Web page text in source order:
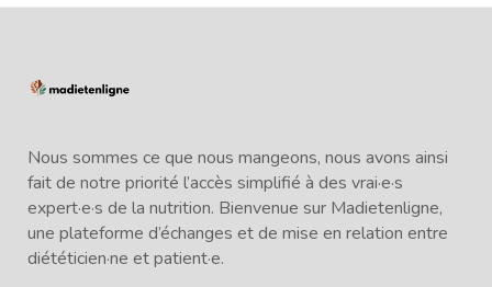
Nous sommes ce que nous mangeons, nous avons ainsi
fait de notre priorité l’accès simplifié à des vrai·e·s
expert·e·s de la nutrition. Bienvenue sur Madietenligne,
une plateforme d’échanges et de mise en relation entre
diététicien·ne et patient·e.